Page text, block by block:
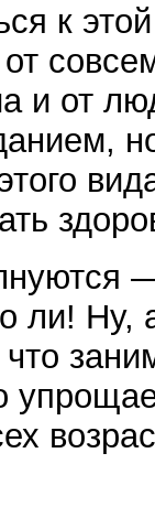
к
и от
ли! Ну,
что